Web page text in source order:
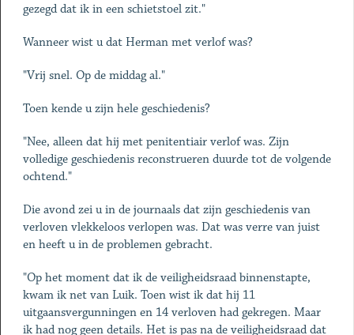
gezegd dat ik in een schietstoel zit."
Wanneer wist u dat Herman met verlof was?
"Vrij snel. Op de middag al."
Toen kende u zijn hele geschiedenis?
"Nee, alleen dat hij met penitentiair verlof was. Zijn
volledige geschiedenis reconstrueren duurde tot de volgende
ochtend."
Die avond zei u in de journaals dat zijn geschiedenis van
verloven vlekkeloos verlopen was. Dat was verre van juist
en heeft u in de problemen gebracht.
"Op het moment dat ik de veiligheidsraad binnenstapte,
kwam ik net van Luik. Toen wist ik dat hij 11
uitgaansvergunningen en 14 verloven had gekregen. Maar
ik had nog geen details. Het is pas na de veiligheidsraad dat